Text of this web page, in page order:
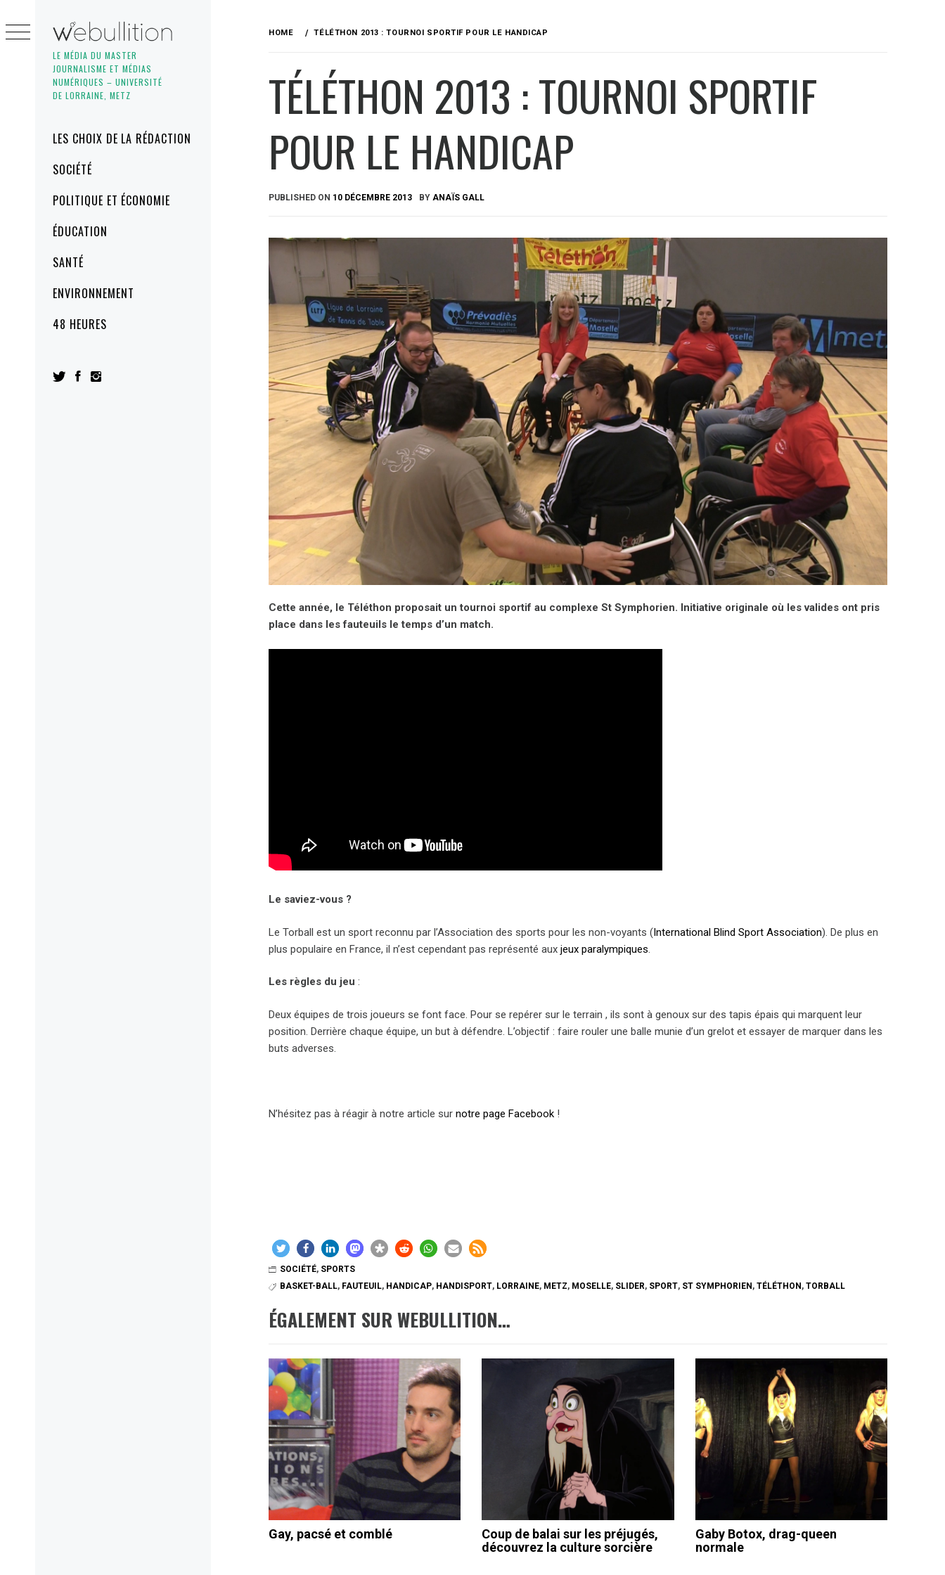
LE MÉDIA DU MASTER
JOURNALISME ET MÉDIAS
NUMÉRIQUES – UNIVERSITÉ
DE LORRAINE, METZ
MenuLES CHOIX DE LA RÉDACTION
SOCIÉTÉ
POLITIQUE ET ÉCONOMIE
ÉDUCATION
SANTÉ
ENVIRONNEMENT
48 HEURES
to
content
HOME TÉLÉTHON 2013 : TOURNOI SPORTIF POUR LE HANDICAP
TÉLÉTHON 2013 : TOURNOI SPORTIF
POUR LE HANDICAP
PUBLISHED ON 10 DÉCEMBRE 2013 BY ANAÏS GALL
Cette année, le Téléthon proposait un tournoi sportif au complexe St Symphorien. Initiative originale où les valides ont pris
place dans les fauteuils le temps d’un match.
Le saviez-vous ?
Le Torball est un sport reconnu par l’Association des sports pour les non-voyants (International Blind Sport Association). De plus en
plus populaire en France, il n’est cependant pas représenté auxjeux paralympiques.
Les règles du jeu :
Deux équipes de trois joueurs se font face. Pour se repérer sur le terrain , ils sont à genoux sur des tapis épais qui marquent leur
position. Derrière chaque équipe, un but à défendre. L’objectif : faire rouler une balle munie d’un grelot et essayer de marquer dans les
buts adverses.
N’hésitez pas à réagir à notre article surnotre page Facebook !
SOCIÉTÉ, SPORTS
BASKET-BALL, FAUTEUIL, HANDICAP, HANDISPORT, LORRAINE, METZ, MOSELLE, SLIDER, SPORT, ST SYMPHORIEN ,TÉLÉTHON ,TORBALL
ÉGALEMENT SUR WEBULLITION…
Gay, pacsé et comblé
Coup de balai sur les préjugés,
découvrez la culture sorcière
Gaby Botox, drag-queen
normale